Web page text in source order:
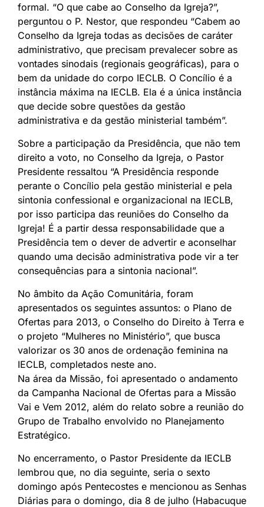
formal. “O que cabe ao Conselho da Igreja?”,
perguntou o P. Nestor, que respondeu “Cabem ao
Conselho da Igreja todas as decisões de caráter
administrativo, que precisam prevalecer sobre as
vontades sinodais (regionais geográficas), para o
bem da unidade do corpo IECLB. O Concílio é a
instância máxima na IECLB. Ela é a única instância
que decide sobre questões da gestão
administrativa e da gestão ministerial também”.
Sobre a participação da Presidência, que não tem
direito a voto, no Conselho da Igreja, o Pastor
Presidente ressaltou “A Presidência responde
perante o Concílio pela gestão ministerial e pela
sintonia confessional e organizacional na IECLB,
por isso participa das reuniões do Conselho da
Igreja! É a partir dessa responsabilidade que a
Presidência tem o dever de advertir e aconselhar
quando uma decisão administrativa pode vir a ter
consequências para a sintonia nacional”.
No âmbito da Ação Comunitária, foram
apresentados os seguintes assuntos: o Plano de
Ofertas para 2013, o Conselho do Direito à Terra e
o projeto “Mulheres no Ministério”, que busca
valorizar os 30 anos de ordenação feminina na
IECLB, completados neste ano.
Na área da Missão, foi apresentado o andamento
da Campanha Nacional de Ofertas para a Missão
Vai e Vem 2012, além do relato sobre a reunião do
Grupo de Trabalho envolvido no Planejamento
Estratégico.
No encerramento, o Pastor Presidente da IECLB
lembrou que, no dia seguinte, seria o sexto
domingo após Pentecostes e mencionou as Senhas
Diárias para o domingo, dia 8 de julho (Habacuque